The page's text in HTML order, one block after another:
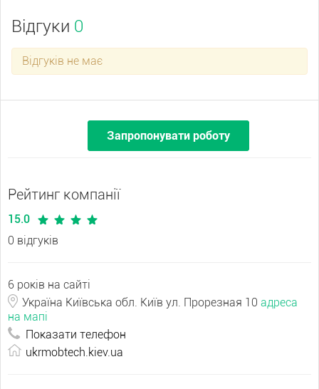
Відгуки 0
Відгуків не має
Запропонувати роботу
Рейтинг компанії
15.0
0 відгуків
6 років на сайті
Україна Київська обл. Київ ул. Прорезная 10 адреса
на мапі
Показати телефон
ukrmobtech.kiev.ua